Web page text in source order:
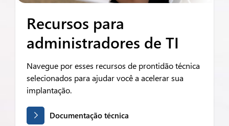
Recursos para
administradores de TI
Navegue por esses recursos de prontidão técnica
selecionados para ajudar você a acelerar sua
implantação.
Documentação técnica